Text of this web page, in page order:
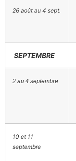
26 août au 4 sept.
SEPTEMBRE
2 au 4 septembre
10 et 11
septembre